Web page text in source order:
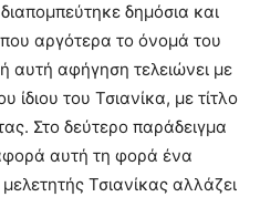
δημόσια και
αργότερα το όνομά του
αυτή αφήγηση τελειώνει με
του Τσιανίκα, με τίτλο
Στο δεύτερο παράδειγμα
αυτή τη φορά ένα
Τσιανίκας αλλάζει